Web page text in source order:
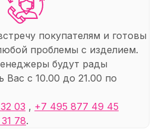
покупателям и готовы
проблемы с изделием.
будут рады
Вас с 10.00 до 21.00 по
03 , +7 495 877 49 45
78.